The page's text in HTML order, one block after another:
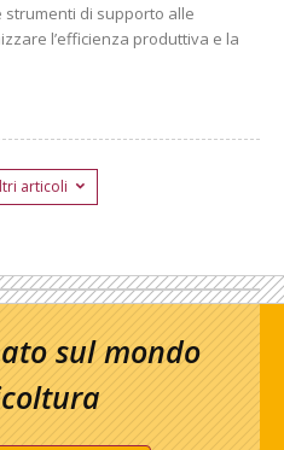
strumenti di supporto alle
l’efficienza produttiva e la
articoli
sul mondo